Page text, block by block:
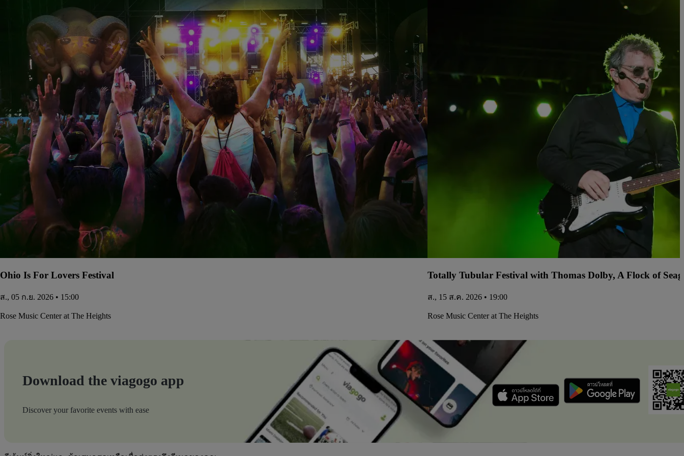
Ohio Is For Lovers Festival
ส., 05 ก.ย. 2026 • 15:00
Rose Music Center at The Heights
Totally Tubular Festival with Thomas Dolby, A Flock of
ส., 15 ส.ค. 2026 • 19:00
Rose Music Center at The Heights
Download the viagogo app
Discover your favorite events with ease